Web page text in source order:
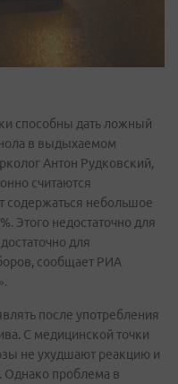
способны дать ложный
в выдыхаемом
Антон Рудковский,
считаются
содержаться небольшое
Этого недостаточно для
для
сообщает РИА
после употребления
С медицинской точки
не ухудшают реакцию и
Однако проблема в